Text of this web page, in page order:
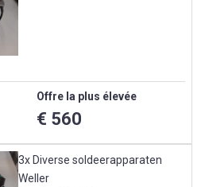
Offre la plus élevée
€ 560
3x Diverse soldeerapparaten
Weller